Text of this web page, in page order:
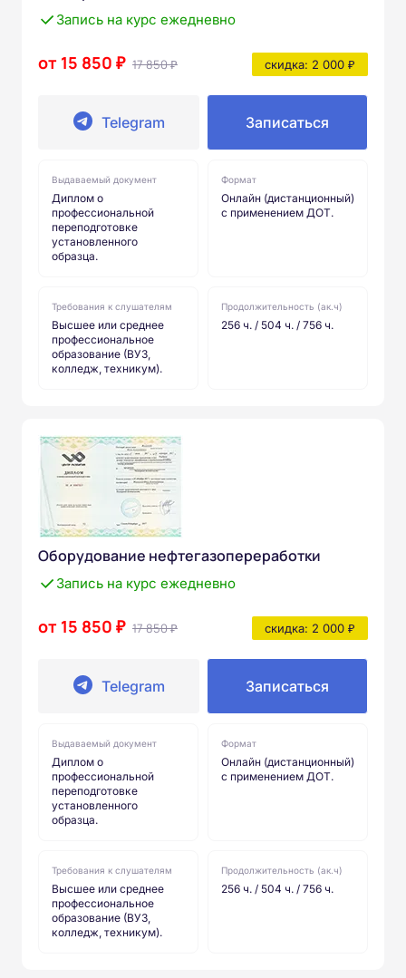
Запись на курс ежедневно
от 15 850 ₽ 17 850 ₽ скидка: 2 000 ₽
Telegram Записаться
Выдаваемый документ
Диплом о
профессиональной
переподготовке
установленного
образца.
Формат
Онлайн (дистанционный)
с применением ДОТ.
Требования к слушателям
Высшее или среднее
профессиональное
образование (ВУЗ,
колледж, техникум).
Продолжительность (ак.ч)
256 ч. / 504 ч. / 756 ч.
Оборудование нефтегазопереработки
Запись на курс ежедневно
от 15 850 ₽ 17 850 ₽ скидка: 2 000 ₽
Telegram Записаться
Выдаваемый документ
Диплом о
профессиональной
переподготовке
установленного
образца.
Формат
Онлайн (дистанционный)
с применением ДОТ.
Требования к слушателям
Высшее или среднее
профессиональное
образование (ВУЗ,
колледж, техникум).
Продолжительность (ак.ч)
256 ч. / 504 ч. / 756 ч.